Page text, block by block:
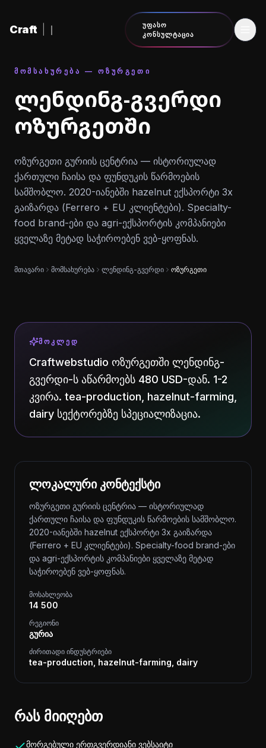
Craft
ᲣᲤᲐᲡᲝ
ᲙᲝᲜᲡᲣᲚᲢᲐᲪᲘᲐ
ᲛᲝᲛᲡᲐᲮᲣᲠᲔᲑᲐ — ᲝᲖᲣᲠᲒᲔᲗᲘ
ლენდინგ-გვერდი
ოზურგეთში
ოზურგეთი გურიის ცენტრია — ისტორიულად
ქართული ჩაისა და ფუნდუკის წარმოების
სამშობლო. 2020-იანებში hazelnut ექსპორტი 3x
გაიზარდა (Ferrero + EU კლიენტები). Specialty-
food brand-ები და agri-ექსპორტის კომპანიები
ყველაზე მეტად საჭიროებენ ვებ-ყოფნას.
მთავარი მომსახურება ლენდინგ-გვერდი ოზურგეთი
ᲛᲝᲙᲚᲔᲓ
Craftwebstudio ოზურგეთში ლენდინგ-
გვერდი-ს აწარმოებს 480 USD-დან. 1-2
კვირა. tea-production, hazelnut-farming,
dairy სექტორებზე სპეციალიზაცია.
ლოკალური კონტექსტი
ოზურგეთი გურიის ცენტრია — ისტორიულად
ქართული ჩაისა და ფუნდუკის წარმოების სამშობლო.
2020-იანებში hazelnut ექსპორტი 3x გაიზარდა
(Ferrero + EU კლიენტები). Specialty-food brand-ები
და agri-ექსპორტის კომპანიები ყველაზე მეტად
საჭიროებენ ვებ-ყოფნას.
მოსახლეობა
14 500
რეგიონი
გურია
ძირითადი ინდუსტრიები
tea-production, hazelnut-farming, dairy
რას მიიღებთ
მორგებული ერთგვერდიანი ვებსაიტი